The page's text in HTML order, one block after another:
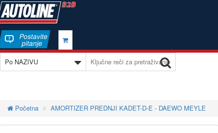
Postavite
pitanje
Početna AMORTIZER PREDNJI KADET-D-E - DAEWO MEYLE